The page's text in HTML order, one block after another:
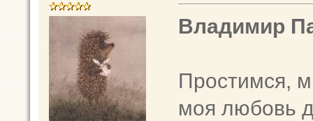
Владимир
Простимся,
моя любовь